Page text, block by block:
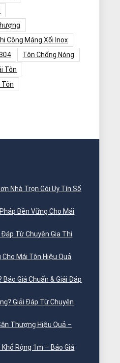
Công Máng Xối Inox
Tôn Chống Nóng
Tôn
Nhà Trọn Gói Uy Tín Số
Bền Vững Cho Mái
Đáp Từ Chuyên Gia Thi
Mái Tôn Hiệu Quả
Báo Giá Chuẩn & Giải Đáp
Giải Đáp Từ Chuyên
Thượng Hiệu Quả –
Rộng 1m – Báo Giá